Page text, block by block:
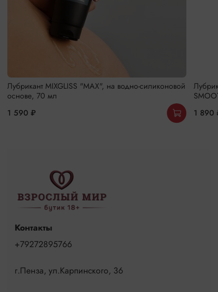
Лубрикант MIXGLISS "MAX", на водно-силиконовой
основе, 70 мл
1 590 ₽
1 890
Контакты
+79272895766
г.Пенза, ул.Карпинского, 36